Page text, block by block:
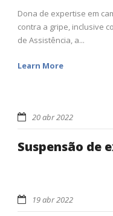
Dona de expertise em
contra a gripe, inclusive
de Assistência, a...
Learn More
20 abr 2022
Suspensão de
19 abr 2022